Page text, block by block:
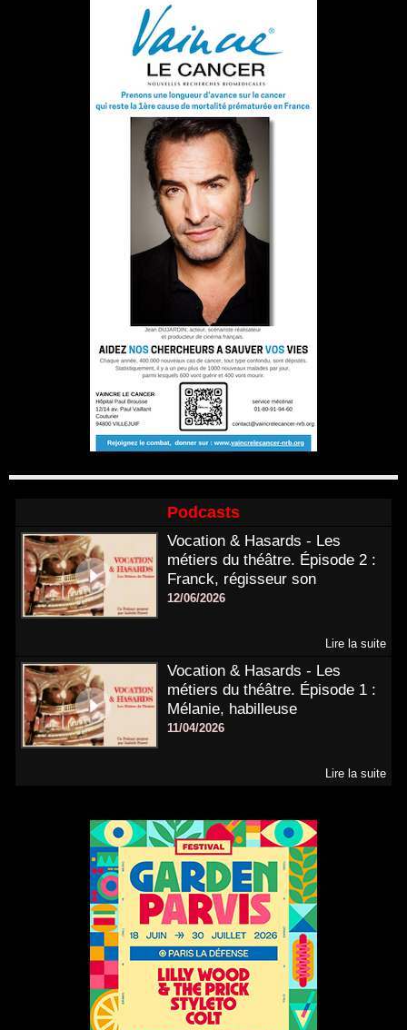
Podcasts
Vocation & Hasards - Les
métiers du théâtre. Épisode 2 :
Franck, régisseur son
12/06/2026
Lire la suite
Vocation & Hasards - Les
métiers du théâtre. Épisode 1 :
Mélanie, habilleuse
11/04/2026
Lire la suite